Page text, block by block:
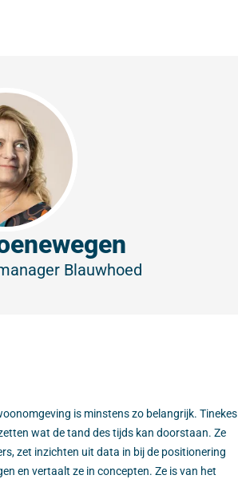
Blauwhoed
is minstens zo belangrijk. Tinekes
wat de tand des tijds kan doorstaan. Ze
zet inzichten uit data in bij de positionering
en vertaalt ze in concepten. Ze is van het